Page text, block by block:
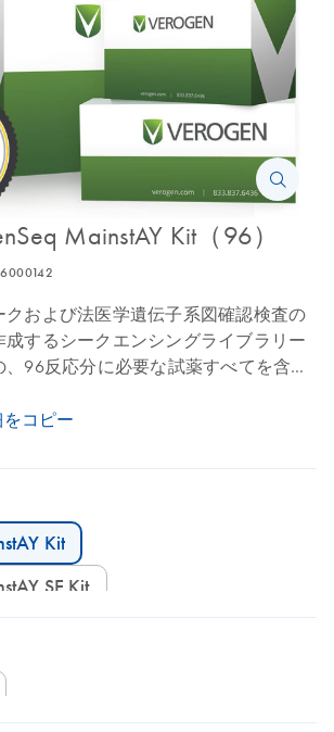
MainstAY Kit（96）
クおよび法医学遺伝子系図確認検査の
成するシークエンシングライブラリー
96反応分に必要な試薬すべてを含み
コピー
Kit
SE Kit